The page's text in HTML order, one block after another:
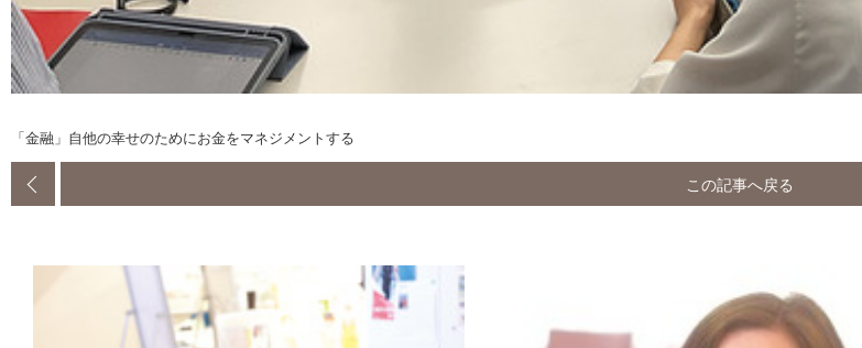
「金融」自他の幸せのためにお金をマネジメントする
この記事へ戻る